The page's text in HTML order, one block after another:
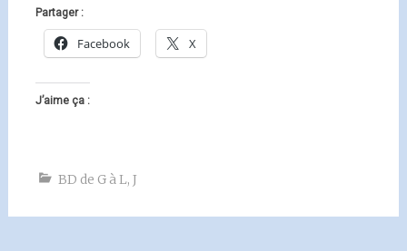
Partager :
Facebook X
J’aime ça :
BD de G à L, J